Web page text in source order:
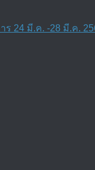
24 มี.ค. -28 มี.ค.